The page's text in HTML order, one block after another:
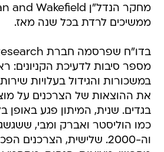
ממשיכים לרדת בכל שנה מאז.
מספר סיבות לדעיכת הקניונים:
במשכורות והגידול בעלויות
את ההוצאות של הצרכנים על
בגדים. שנית, המיתון פגע באופן
וה-2000. שלישית, הצרכנים